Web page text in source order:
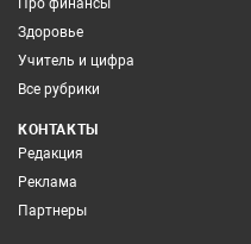
Здоровье
Учитель и цифра
Все рубрики
КОНТАКТЫ
Редакция
Реклама
Партнеры